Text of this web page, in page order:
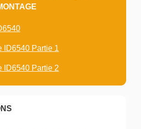
ID6540 Partie 1
ID6540 Partie 2